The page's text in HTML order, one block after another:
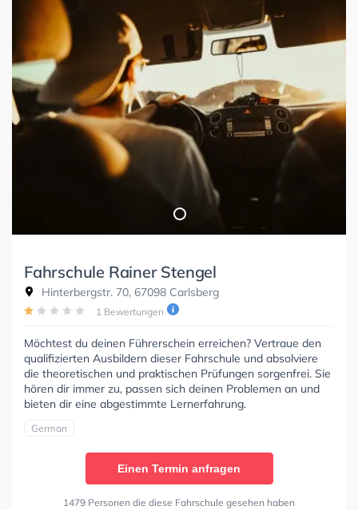
Fahrschule Rainer Stengel
Hinterbergstr. 70, 67098 Carlsberg
1 Bewertungen
Möchtest du deinen Führerschein erreichen? Vertraue den
qualifizierten Ausbildern dieser Fahrschule und absolviere
die theoretischen und praktischen Prüfungen sorgenfrei. Sie
hören dir immer zu, passen sich deinen Problemen an und
bieten dir eine abgestimmte Lernerfahrung.
German
Einen Termin anfragen
1479 Personen die diese Fahrschule gesehen haben